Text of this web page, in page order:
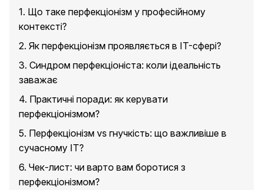
1. Що таке перфекціонізм у професійному
контексті?
2. Як перфекціонізм проявляється в IT-сфері?
3. Синдром перфекціоніста: коли ідеальність
заважає
4. Практичні поради: як керувати
перфекціонізмом?
5. Перфекціонізм vs гнучкість: що важливіше в
сучасному IT?
6. Чек-лист: чи варто вам боротися з
перфекціонізмом?